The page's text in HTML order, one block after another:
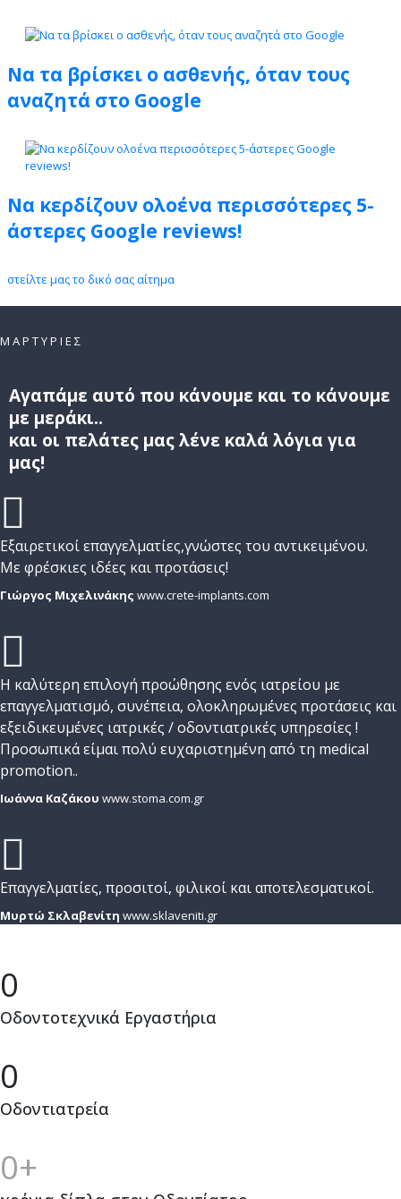
Να τα βρίσκει ο ασθενής, όταν τους
αναζητά στο Google
Να κερδίζουν ολοένα περισσότερες 5-
άστερες Google reviews!
στείλτε μας το δικό σας αίτημα
ΜΑΡΤΥΡΙΕΣ
Αγαπάμε αυτό που κάνουμε και το κάνουμε
με μεράκι..
και οι πελάτες μας λένε καλά λόγια για
μας!
Εξαιρετικοί επαγγελματίες,γνώστες του αντικειμένου.
Με φρέσκιες ιδέες και προτάσεις!
Γιώργος Μιχελινάκης www.crete-implants.com
H καλύτερη επιλογή προώθησης ενός ιατρείου με
επαγγελματισμό, συνέπεια, ολοκληρωμένες προτάσεις και
εξειδικευμένες ιατρικές / οδοντιατρικές υπηρεσίες !
Προσωπικά είμαι πολύ ευχαριστημένη από τη medical
promotion..
Ιωάννα Καζάκου www.stoma.com.gr
Επαγγελματίες, προσιτοί, φιλικοί και αποτελεσματικοί.
Μυρτώ Σκλαβενίτη www.sklaveniti.gr
0
Οδοντοτεχνικά Εργαστήρια
0
Οδοντιατρεία
0